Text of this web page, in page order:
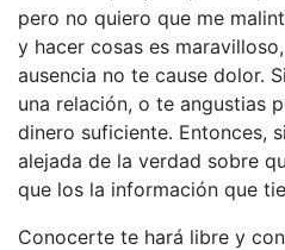
pero no quiero que me
y hacer cosas es
ausencia no te cause dolor.
una relación, o te angustias
dinero suficiente. Entonces,
alejada de la verdad sobre
que los la información que
Conocerte te hará libre y